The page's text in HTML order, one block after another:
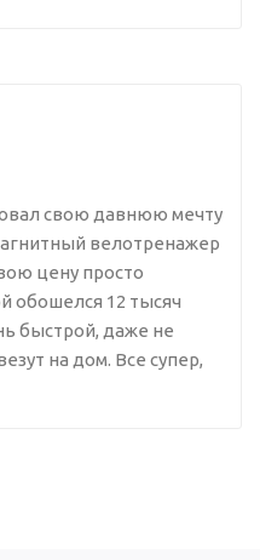
свою давнюю мечту
велотренажер
цену просто
обошелся 12 тысяч
быстрой, даже не
на дом. Все супер,